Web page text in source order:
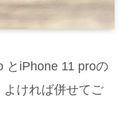
とiPhone 11 proの
ければ併せてご